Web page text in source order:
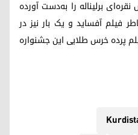
برلیناله را به‌دست آورده
در سال ۲۰۰۶ به خاطر فیلم آفساید و یک بار نیز در
فیلم پرده خرس طلایی این جشنواره